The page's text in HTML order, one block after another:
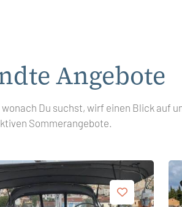
Angebote
Du suchst, wirf einen Blick auf
Sommerangebote.